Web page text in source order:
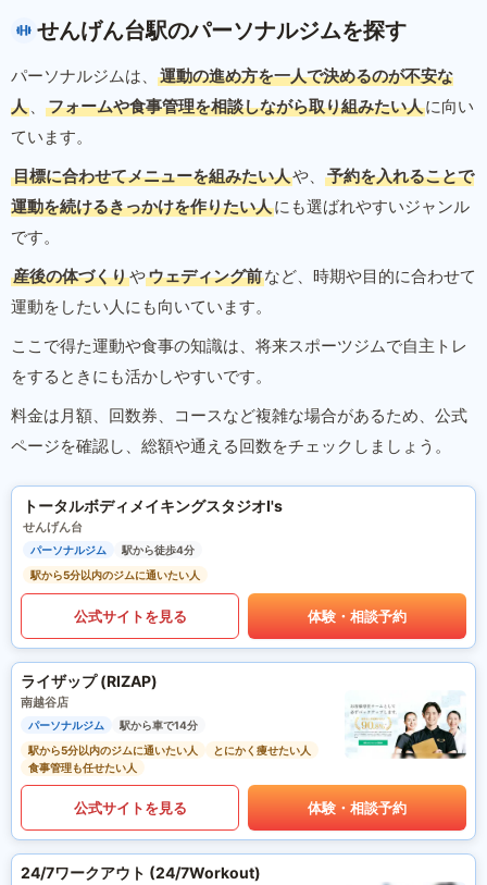
せんげん台駅のパーソナルジムを探す
パーソナルジムは、
運動の進め方を一人で決めるのが不安な
人 、 フォームや食事管理を相談しながら取り組みたい人に向い
ています。
目標に合わせてメニューを組みたい人や、
予約を入れることで
運動を続けるきっかけを作りたい人にも選ばれやすいジャンル
です。
産後の体づくりやウェディング前など、時期や目的に合わせて
運動をしたい人にも向いています。
ここで得た運動や食事の知識は、将来スポーツジムで自主トレ
をするときにも活かしやすいです。
料金は月額、回数券、コースなど複雑な場合があるため、公式
ページを確認し、総額や通える回数をチェックしましょう。
トータルボディメイキングスタジオI's
せんげん台
パーソナルジム
駅から徒歩4分
駅から5分以内のジムに通いたい人
公式サイトを見る 体験・相談予約
ライザップ (RIZAP)
南越谷店
パーソナルジム
駅から車で14分
駅から5分以内のジムに通いたい人
とにかく痩せたい人
食事管理も任せたい人
公式サイトを見る 体験・相談予約
24/7ワークアウト (24/7Workout)